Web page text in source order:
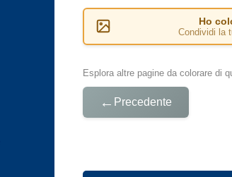
Ho
Condividi la
Esplora altre pagine da colorare di
← Precedente